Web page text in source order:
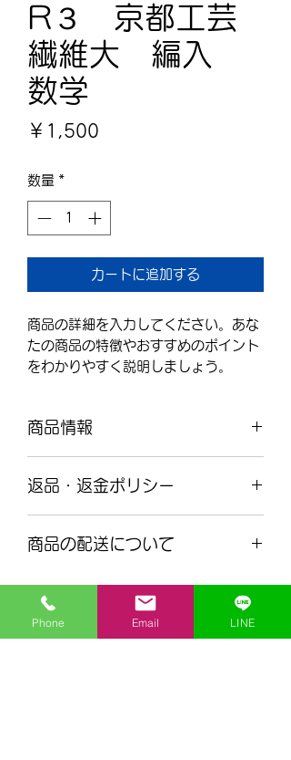
R３ 京都工芸
繊維大 編入
数学
￥1,500
数量 *
カートに追加する
商品の詳細を入力してください。あな
たの商品の特徴やおすすめのポイント
をわかりやすく説明しましょう。
商品情報
ズ、素材、取扱説明に加え、商品の特
返品・返金ポリシー
い。顧客が商品に満足しなかった場合
手順などを説明しましょう。内容を明
確にすることで顧客からの信頼を獲得
し、安心して商品を購入していただけ
商品の配送について
配送地域、料金、所要時間、梱包な
ど、商品の配送に関する情報を入力し
てください。配送情報を明確にするこ
とで顧客からの信頼を獲得し、安心し
Phone Email LINE